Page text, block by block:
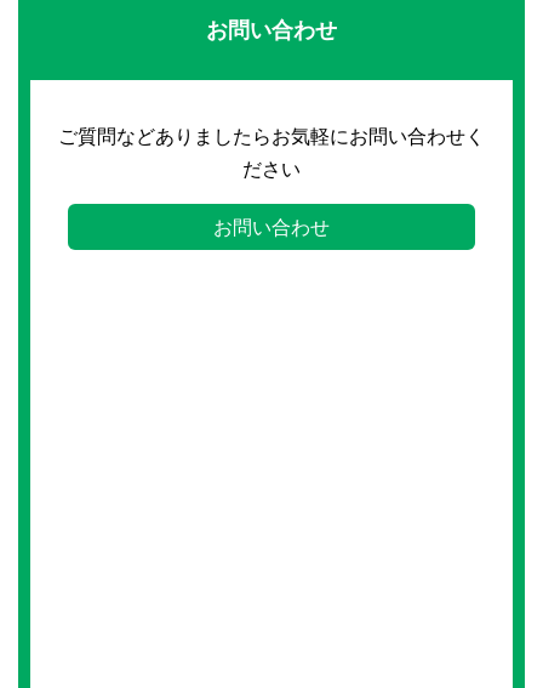
お問い合わせ
ご質問などありましたらお気軽にお問い合わせく
ださい
お問い合わせ